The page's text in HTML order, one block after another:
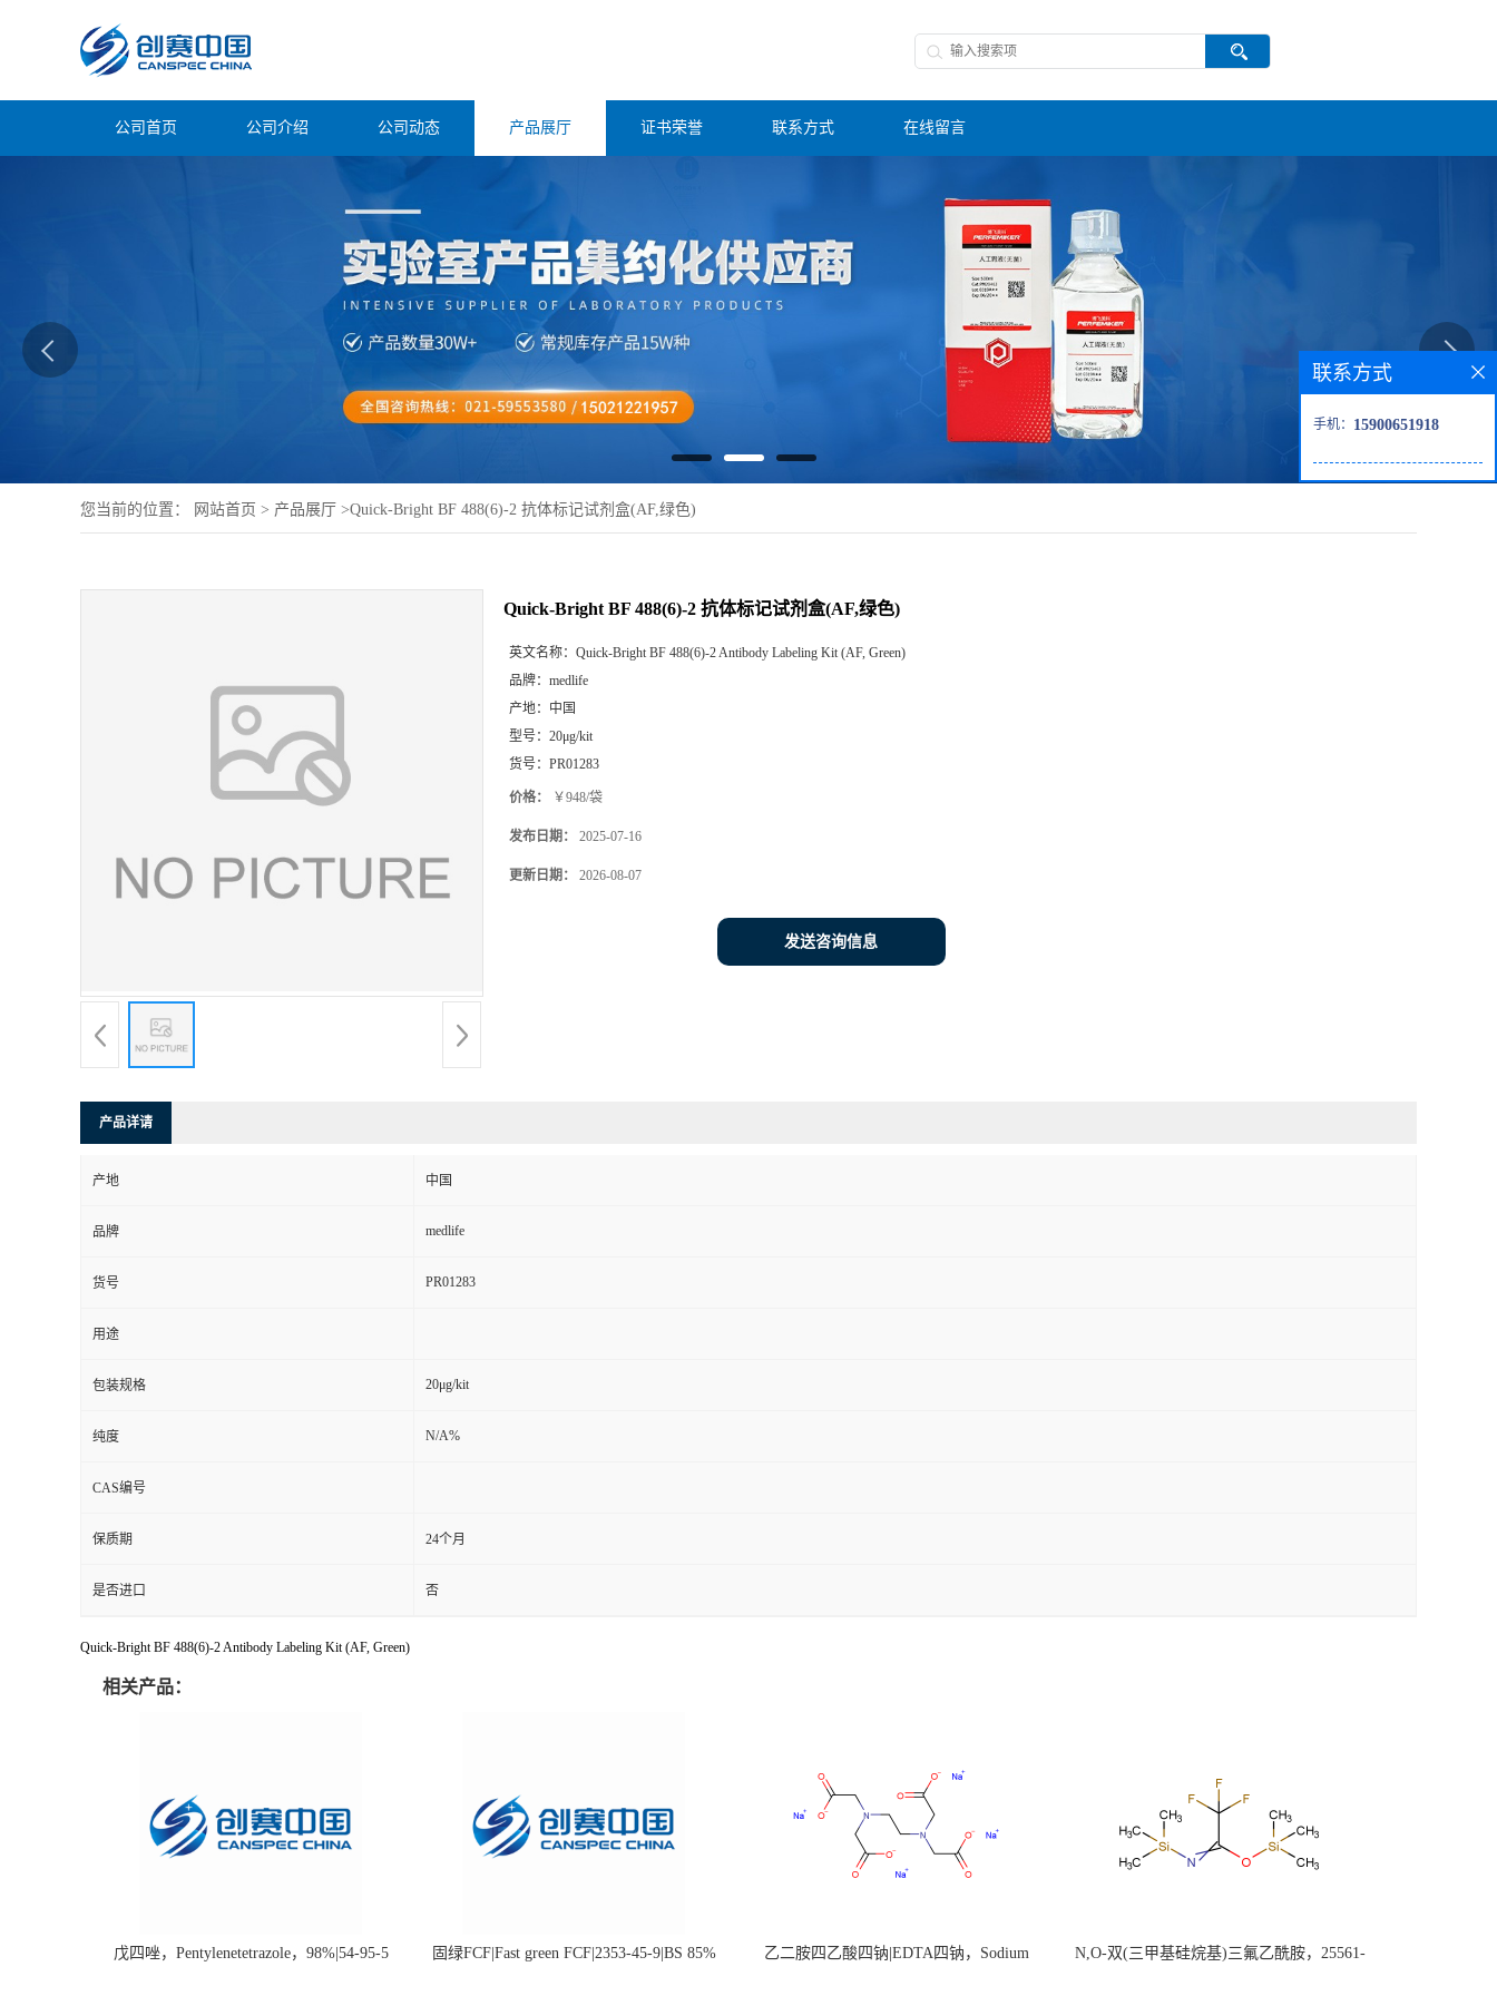
公司首页 公司介绍 公司动态 产品展厅 证书荣誉 联系方式 在线留言
您当前的位置： 网站首页 > 产品展厅 >Quick-Bright BF 488(6)-2 抗体标记试剂盒(AF,绿色)
Quick-Bright BF 488(6)-2 抗体标记试剂盒(AF,绿色)
英文名称： Quick-Bright BF 488(6)-2 Antibody Labeling Kit (AF, Green)
品牌： medlife
产地： 中国
型号： 20μg/kit
货号： PR01283
价格： ￥948/袋
发布日期： 2025-07-16
更新日期： 2026-08-07
发送咨询信息
产品详请
产地 中国
品牌 medlife
货号 PR01283
用途
包装规格 20μg/kit
纯度 N/A%
CAS编号
保质期 24个月
是否进口 否
Quick-Bright BF 488(6)-2 Antibody Labeling Kit (AF, Green)
相关产品：
戊四唑，Pentylenetetrazole，98%|54-95-5 固绿FCF|Fast green FCF|2353-45-9|BS 85%
乙二胺四乙酸四钠|EDTA四钠，Sodium
N,O-双(三甲基硅烷基)三氟乙酰胺，25561-
联系方式
手机： 15900651918